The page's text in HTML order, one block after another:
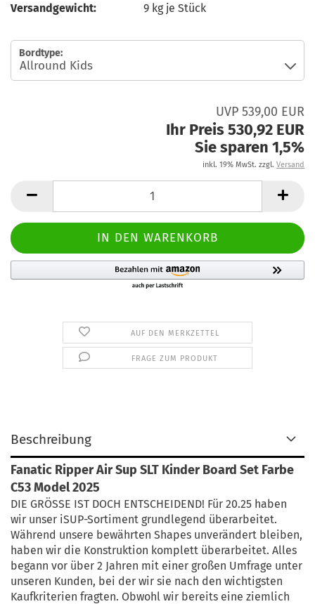
Versandgewicht:
9 kg je Stück
Bordtype:
UVP 539,00 EUR
Ihr Preis 530,92 EUR
Sie sparen 1,5%
inkl. 19% MwSt. zzgl. Versand
AUF DEN MERKZETTEL
FRAGE ZUM PRODUKT
Beschreibung
Fanatic Ripper Air Sup SLT Kinder Board Set Farbe
C53 Model 2025
DIE GRÖSSE IST DOCH ENTSCHEIDEND! Für 20.25 haben
wir unser iSUP-Sortiment grundlegend überarbeitet.
Während unsere bewährten Shapes unverändert bleiben,
haben wir die Konstruktion komplett überarbeitet. Alles
begann vor über 2 Jahren mit einer großen Umfrage unter
unseren Kunden, bei der wir sie nach den wichtigsten
Kaufkriterien fragten. Obwohl wir bereits eine ziemlich